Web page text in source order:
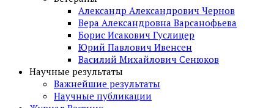
Александр Александрович Чернов
Вера Александровна Варсанофьева
Борис Исакович Гуслицер
Юрий Павлович Ивенсен
Василий Михайлович Сенюков
Научные результаты
Важнейшие результаты
Научные публикации